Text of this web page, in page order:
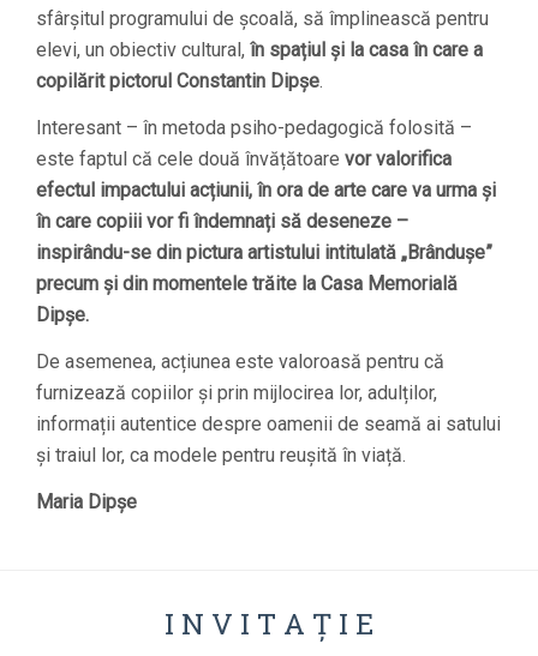
sfârșitul programului de școală, să împlinească pentru
elevi, un obiectiv cultural, în spațiul și la casa în care a
copilărit pictorul Constantin Dipșe.
Interesant – în metoda psiho-pedagogică folosită –
este faptul că cele două învățătoare vor valorifica
efectul impactului acțiunii, în ora de arte care va urma și
în care copiii vor fi îndemnați să deseneze –
inspirându-se din pictura artistului intitulată „Brândușe”
precum și din momentele trăite la Casa Memorială
Dipșe.
De asemenea, acțiunea este valoroasă pentru că
furnizează copiilor și prin mijlocirea lor, adulților,
informații autentice despre oamenii de seamă ai satului
și traiul lor, ca modele pentru reușită în viață.
Maria Dipșe
I N V I T A Ț I E